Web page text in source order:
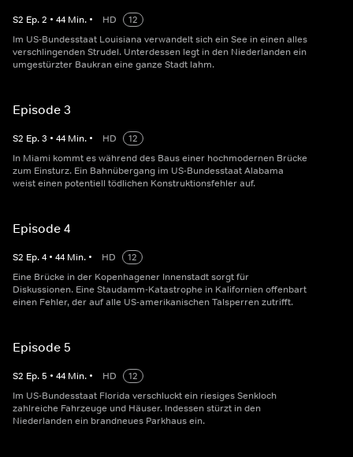
S2 Ep.2 • 44 Min. • HD
12
Im US-Bundesstaat Louisiana verwandelt sich ein See in einen alles
verschlingenden Strudel. Unterdessen legt in den Niederlanden ein
umgestürzter Baukran eine ganze Stadt lahm.
Episode 3
S2 Ep.3 • 44 Min. • HD
12
In Miami kommt es während des Baus einer hochmodernen Brücke
zum Einsturz. Ein Bahnübergang im US-Bundesstaat Alabama
weist einen potentiell tödlichen Konstruktionsfehler auf.
Episode 4
S2 Ep.4 • 44 Min. • HD
12
Eine Brücke in der Kopenhagener Innenstadt sorgt für
Diskussionen. Eine Staudamm-Katastrophe in Kalifornien offenbart
einen Fehler, der auf alle US-amerikanischen Talsperren zutrifft.
Episode 5
S2 Ep.5 • 44 Min. • HD
12
Im US-Bundesstaat Florida verschluckt ein riesiges Senkloch
zahlreiche Fahrzeuge und Häuser. Indessen stürzt in den
Niederlanden ein brandneues Parkhaus ein.